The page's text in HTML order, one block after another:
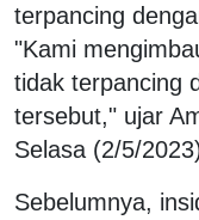
terpancing
"Kami
tidak terpancing
tersebut," ujar
Selasa (2/5/
Sebelumnya,